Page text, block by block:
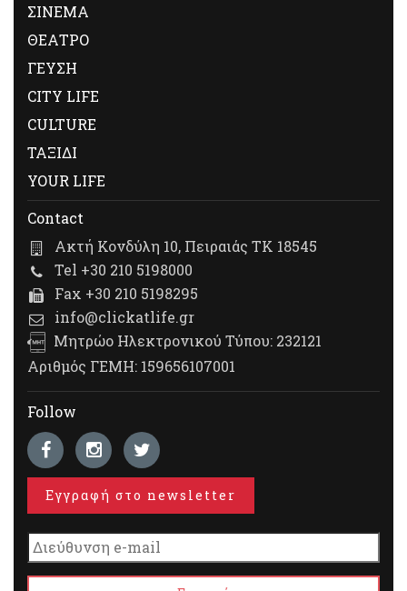
ΣΙΝΕΜΑ
ΘΕΑΤΡΟ
ΓΕΥΣΗ
CITY LIFE
CULTURE
ΤΑΞΙΔΙ
YOUR LIFE
Contact
Ακτή Κονδύλη 10, Πειραιάς ΤΚ 18545
Tel +30 210 5198000
Fax +30 210 5198295
info@clickatlife.gr
Μητρώο Ηλεκτρονικού Τύπου: 232121
Αριθμός ΓΕΜΗ: 159656107001
Follow
Εγγραφή στο newsletter